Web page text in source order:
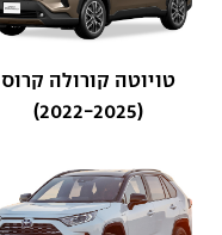
טויוטה קורולה קרוס
(2022-2025)